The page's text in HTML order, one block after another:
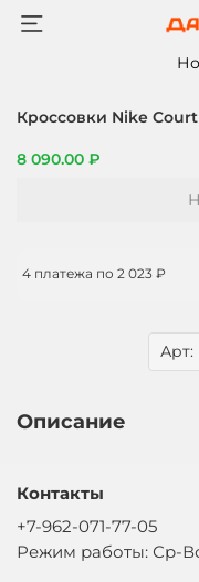
Кроссовки Nike
8 090.00 ₽
Арт:
4 платежа по 2 023 ₽
Описание
Контакты
+7-962-071-77-05
Режим работы: Ср-